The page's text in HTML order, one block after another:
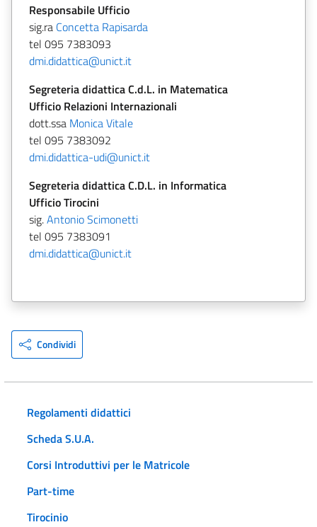
Responsabile Ufficio
sig.ra Concetta Rapisarda
tel 095 7383093
dmi.didattica@unict.it
Segreteria didattica C.d.L. in Matematica
Ufficio Relazioni Internazionali
dott.ssa Monica Vitale
tel 095 7383092
dmi.didattica-udi@unict.it
Segreteria didattica C.D.L. in Informatica
Ufficio Tirocini
sig.Antonio Scimonetti
tel 095 7383091
dmi.didattica@unict.it
Condividi
Regolamenti didattici
Scheda S.U.A.
Corsi Introduttivi per le Matricole
Part-time
Tirocinio